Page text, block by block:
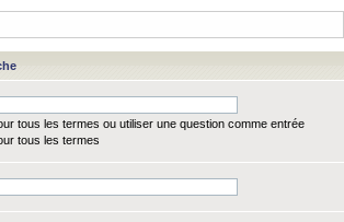
tous les termes ou utiliser une question comme entrée
tous les termes